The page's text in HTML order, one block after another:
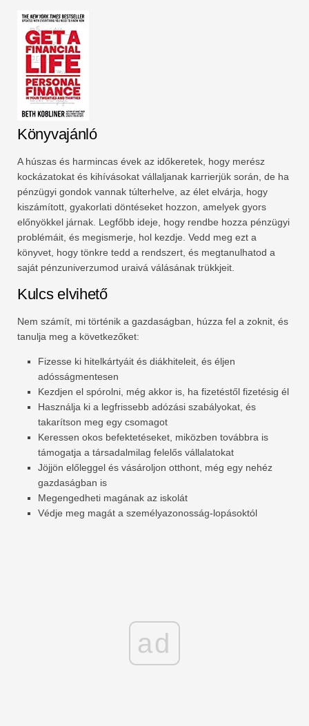
Könyvajánló
A húszas és harmincas évek az időkeretek, hogy merész
kockázatokat és kihívásokat vállaljanak karrierjük során, de ha
pénzügyi gondok vannak túlterhelve, az élet elvárja, hogy
kiszámított, gyakorlati döntéseket hozzon, amelyek gyors
előnyökkel járnak. Legfőbb ideje, hogy rendbe hozza pénzügyi
problémáit, és megismerje, hol kezdje. Vedd meg ezt a
könyvet, hogy tönkre tedd a rendszert, és megtanulhatod a
saját pénzuniverzumod uraivá válásának trükkjeit.
Kulcs elvihető
Nem számít, mi történik a gazdaságban, húzza fel a zoknit, és
tanulja meg a következőket:
Fizesse ki hitelkártyáit és diákhiteleit, és éljen
adósságmentesen
Kezdjen el spórolni, még akkor is, ha fizetéstől fizetésig él
Használja ki a legfrissebb adózási szabályokat, és
takarítson meg egy csomagot
Keressen okos befektetéseket, miközben továbbra is
támogatja a társadalmilag felelős vállalatokat
Jöjjön előleggel és vásároljon otthont, még egy nehéz
gazdaságban is
Megengedheti magának az iskolát
Védje meg magát a személyazonosság-lopásoktól
ad